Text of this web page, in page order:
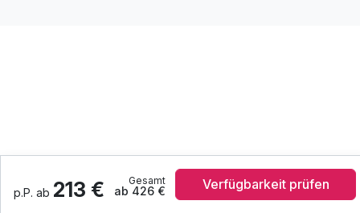
p.P. ab 213 € Gesamt
ab 426 € Verfügbarkeit prüfen